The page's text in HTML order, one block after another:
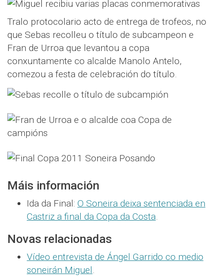
Tralo protocolario acto de entrega de trofeos, no
que Sebas recolleu o título de subcampeon e
Fran de Urroa que levantou a copa
conxuntamente co alcalde Manolo Antelo,
comezou a festa de celebración do título.
Máis información
Ida da Final: O Soneira deixa sentenciada en
Castriz a final da Copa da Costa.
Novas relacionadas
Vídeo entrevista de Ángel Garrido co medio
soneirán Miguel.